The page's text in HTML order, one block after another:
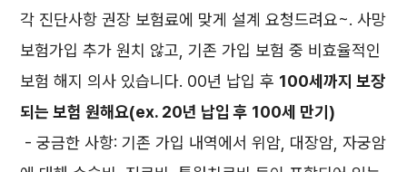
각 진단사항 권장 보험료에 맞게 설계 요청드려요~. 사망
보험가입 추가 원치 않고, 기존 가입 보험 중 비효율적인
보험 해지 의사 있습니다. 00년 납입 후 100세까지 보장
되는 보험 원해요(ex. 20년 납입 후 100세 만기)
- 궁금한 사항: 기존 가입 내역에서 위암, 대장암, 자궁암